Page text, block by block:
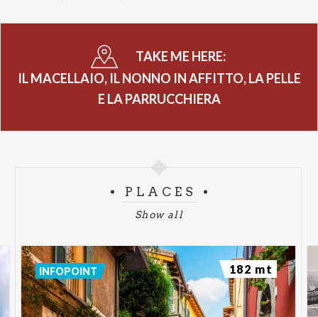
TAKE ME HERE:
IL MACELLAIO, IL NONNO IN AFFITTO, LA PELLE
E LA PARRUCCHIERA
PLACES
Show all
INFOPOINT 182 mt